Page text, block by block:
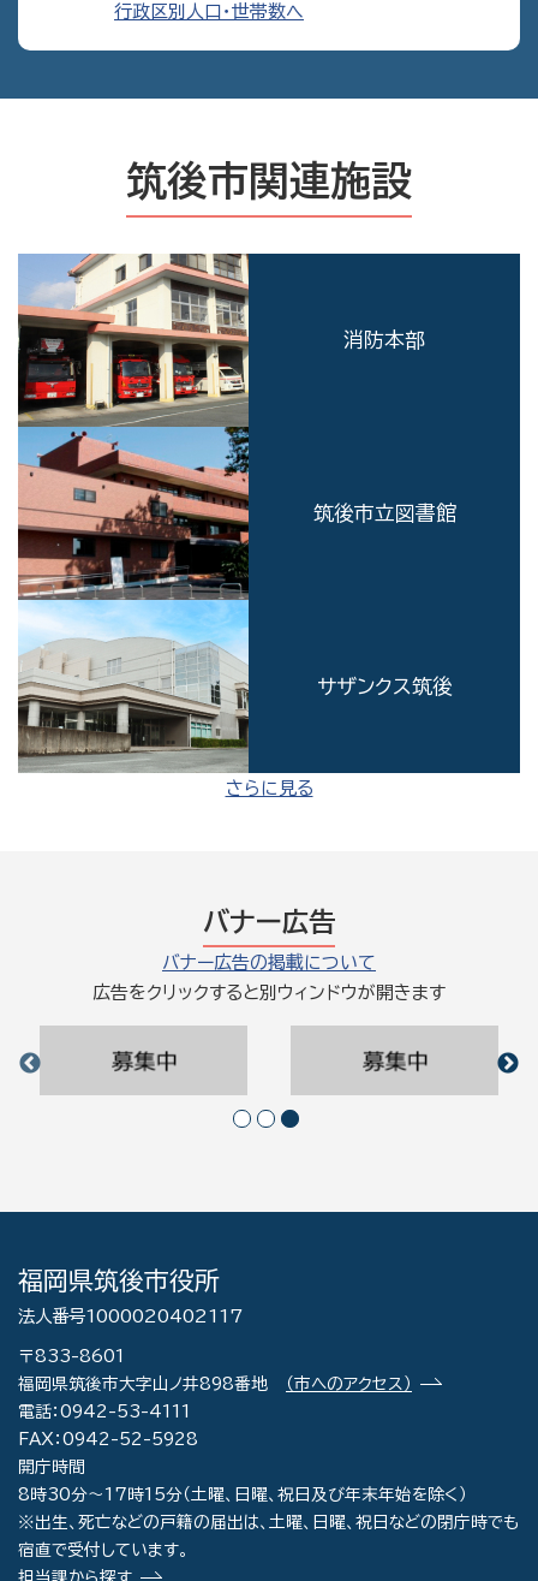
行政区別人口・世帯数へ
筑後市関連施設
消防本部
筑後市立図書館
サザンクス筑後
さらに見る
バナー広告
バナー広告の掲載について
広告をクリックすると別ウィンドウが開きます
福岡県筑後市役所
法人番号1000020402117
〒833-8601
福岡県筑後市大字山ノ井898番地
（市へのアクセス）
電話：0942-53-4111
FAX：0942-52-5928
開庁時間
8時30分～17時15分（土曜、日曜、祝日及び年末年始を除く）
※出生、死亡などの戸籍の届出は、土曜、日曜、祝日などの閉庁時でも
宿直で受付しています。
担当課から探す